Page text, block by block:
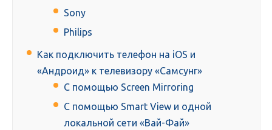
Sony
Philips
Как подключить телефон на iOS и
«Андроид» к телевизору «Самсунг»
С помощью Screen Mirroring
С помощью Smart View и одной
локальной сети «Вай-Фай»